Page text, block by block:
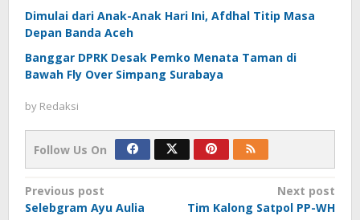
Dimulai dari Anak-Anak Hari Ini, Afdhal Titip Masa
Depan Banda Aceh
Banggar DPRK Desak Pemko Menata Taman di
Bawah Fly Over Simpang Surabaya
by Redaksi
Follow Us On
Post
Previous post
Selebgram Ayu Aulia
Next post
Tim Kalong Satpol PP-WH